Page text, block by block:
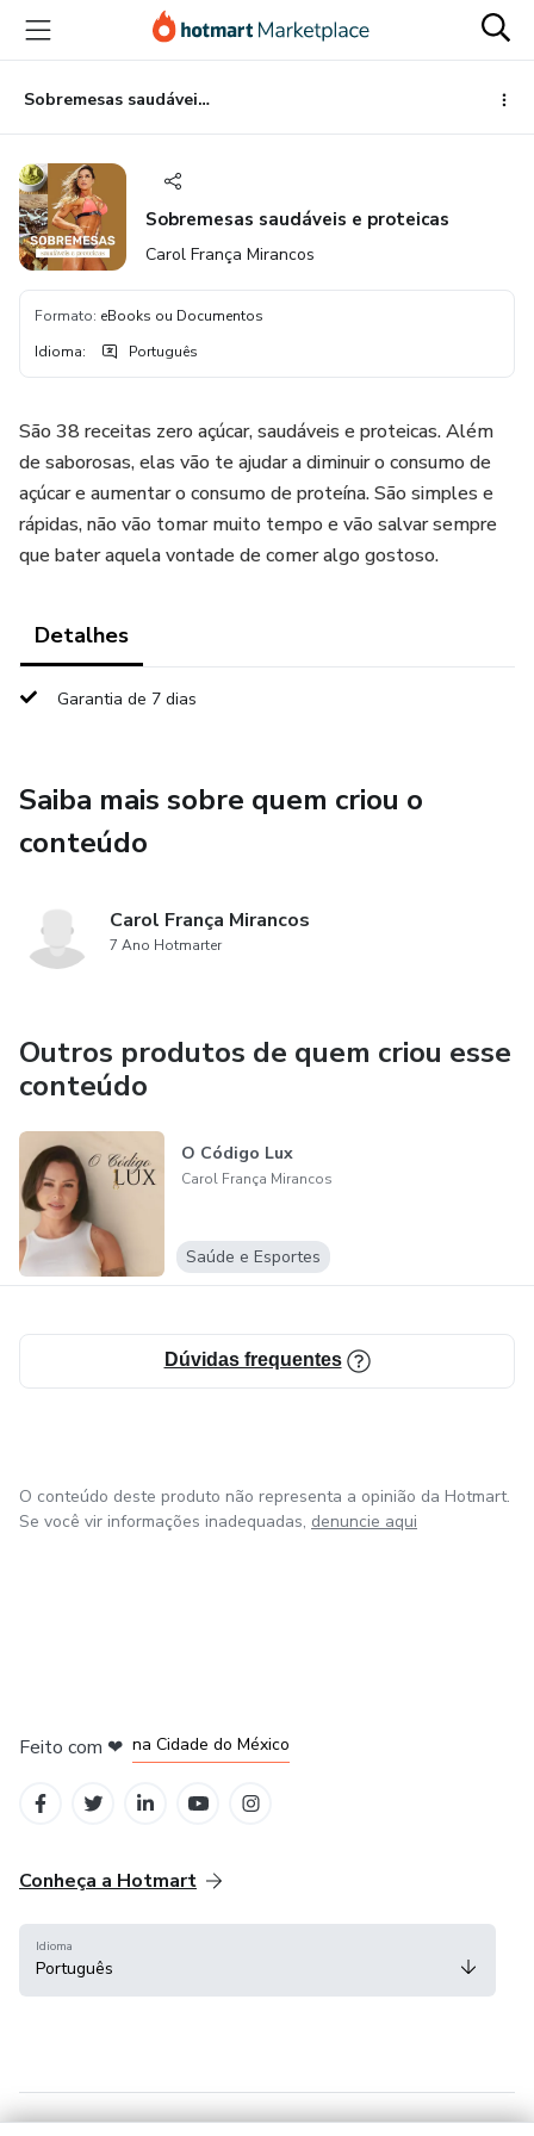
para
conteúdo
principal
para
pagamento
para
rodapé
Sobremesas saudáveis e proteicas
Sobremesas saudáveis e proteicas
Carol França Mirancos
Formato: eBooks ou Documentos
Idioma: Português
São 38 receitas zero açúcar, saudáveis e proteicas. Além
de saborosas, elas vão te ajudar a diminuir o consumo de
açúcar e aumentar o consumo de proteína. São simples e
rápidas, não vão tomar muito tempo e vão salvar sempre
que bater aquela vontade de comer algo gostoso.
Detalhes
Garantia de 7 dias
Saiba mais sobre quem criou o
conteúdo
Carol França Mirancos
7 Ano Hotmarter
Outros produtos de quem criou esse
conteúdo
O Código Lux
Carol França Mirancos
Saúde e Esportes
Dúvidas frequentes
O conteúdo deste produto não representa a opinião da Hotmart.
Se você vir informações inadequadas, denuncie aqui
Feito com ❤ na Cidade do México
Conheça a Hotmart
Idioma
Português